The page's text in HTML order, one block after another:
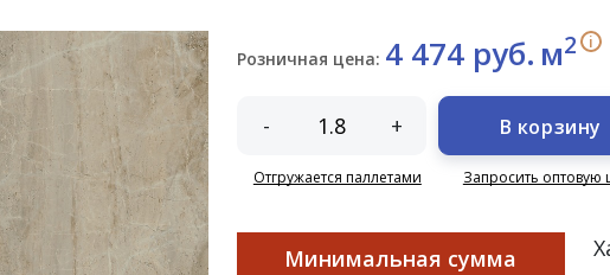
Розничная цена: 4 474 руб. м2 i
- +
Отгружается паллетами
В корзину
Запросить оптовую
Минимальная сумма